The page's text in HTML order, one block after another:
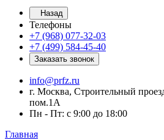
Назад
Телефоны
+7 (968) 077-32-03
+7 (499) 584-45-40
Заказать звонок
info@prfz.ru
г. Москва, Строительный
пом.1А
Пн - Пт: с 9:00 до 18:00
Главная